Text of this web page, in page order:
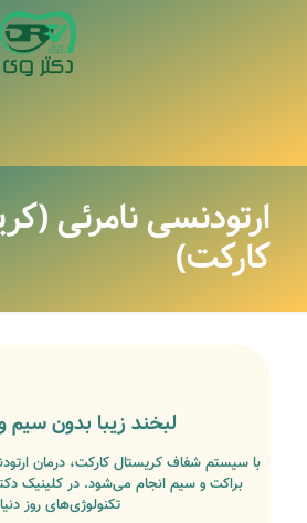
ارتودنسی نامرئی
کارکت)
لبخند زیبا بدون سیم
با سیستم شفاف کریستال کارکت، درمان
براکت و سیم انجام می‌شود. در کلینیک
تکنولوژی‌های روز دنیا